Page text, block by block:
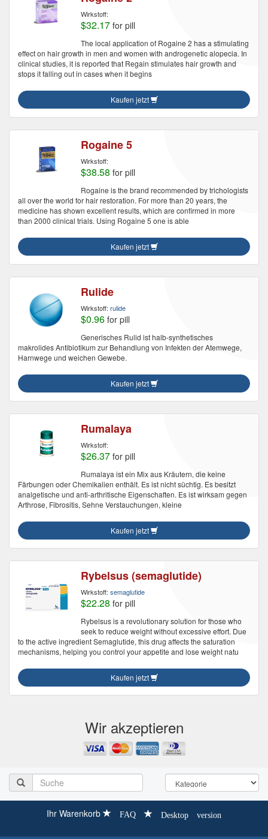
Wirkstoff:
$32.17 for pill
The local application of Rogaine 2 has a stimulating
effect on hair growth in men and women with androgenetic alopecia. In
clinical studies, it is reported that Regain stimulates hair growth and
stops it falling out in cases when it begins
Kaufen jetzt
Rogaine 5
Wirkstoff:
$38.58 for pill
Rogaine is the brand recommended by trichologists
all over the world for hair restoration. For more than 20 years, the
medicine has shown excellent results, which are confirmed in more
than 2000 clinical trials. Using Rogaine 5 one is able
Kaufen jetzt
Rulide
Wirkstoff: rulide
$0.96 for pill
Generisches Rulid ist halb-synthetisches
makrolides Antibiotikum zur Behandlung von Infekten der Atemwege,
Harnwege und weichen Gewebe.
Kaufen jetzt
Rumalaya
Wirkstoff:
$26.37 for pill
Rumalaya ist ein Mix aus Kräutern, die keine
Färbungen oder Chemikalien enthält. Es ist nicht süchtig. Es besitzt
analgetische und anti-arthritische Eigenschaften. Es ist wirksam gegen
Arthrose, Fibrositis, Sehne Verstauchungen, kleine
Kaufen jetzt
Rybelsus (semaglutide)
Wirkstoff: semaglutide
$22.28 for pill
Rybelsus is a revolutionary solution for those who
seek to reduce weight without excessive effort. Due
to the active ingredient Semaglutide, this drug affects the saturation
mechanisms, helping you control your appetite and lose weight natu
Kaufen jetzt
Wir akzeptieren
Ihr Warenkorb FAQ Desktop version